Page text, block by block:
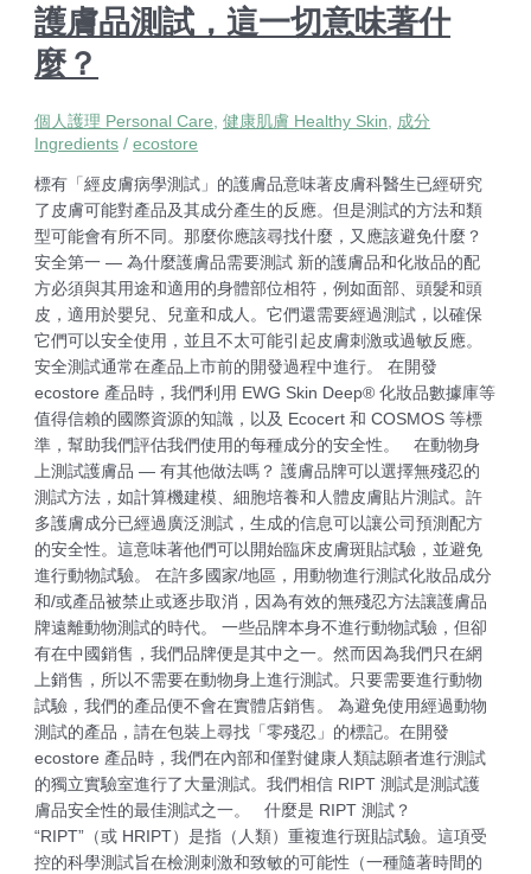
護膚品測試，這一切意味著什
麼？
個人護理 Personal Care,健康肌膚 Healthy Skin, 成分
Ingredients /ecostore
標有「經皮膚病學測試」的護膚品意味著皮膚科醫生已經研究
了皮膚可能對產品及其成分產生的反應。但是測試的方法和類
型可能會有所不同。那麼你應該尋找什麼，又應該避免什麼？
安全第一 — 為什麼護膚品需要測試 新的護膚品和化妝品的配
方必須與其用途和適用的身體部位相符，例如面部、頭髮和頭
皮，適用於嬰兒、兒童和成人。它們還需要經過測試，以確保
它們可以安全使用，並且不太可能引起皮膚刺激或過敏反應。
安全測試通常在產品上市前的開發過程中進行。 在開發
ecostore 產品時，我們利用 EWG Skin Deep® 化妝品數據庫等
值得信賴的國際資源的知識，以及 Ecocert 和 COSMOS 等標
準，幫助我們評估我們使用的每種成分的安全性。 在動物身
上測試護膚品 — 有其他做法嗎？ 護膚品牌可以選擇無殘忍的
測試方法，如計算機建模、細胞培養和人體皮膚貼片測試。許
多護膚成分已經過廣泛測試，生成的信息可以讓公司預測配方
的安全性。這意味著他們可以開始臨床皮膚斑貼試驗，並避免
進行動物試驗。 在許多國家/地區，用動物進行測試化妝品成分
和/或產品被禁止或逐步取消，因為有效的無殘忍方法讓護膚品
牌遠離動物測試的時代。 一些品牌本身不進行動物試驗，但卻
有在中國銷售，我們品牌便是其中之一。然而因為我們只在網
上銷售，所以不需要在動物身上進行測試。只要需要進行動物
試驗，我們的產品便不會在實體店銷售。 為避免使用經過動物
測試的產品，請在包裝上尋找「零殘忍」的標記。在開發
ecostore 產品時，我們在內部和僅對健康人類誌願者進行測試
的獨立實驗室進行了大量測試。我們相信 RIPT 測試是測試護
膚品安全性的最佳測試之一。 什麼是 RIPT 測試？
“RIPT”（或 HRIPT）是指（人類）重複進行斑貼試驗。這項受
控的科學測試旨在檢測刺激和致敏的可能性（一種隨著時間的